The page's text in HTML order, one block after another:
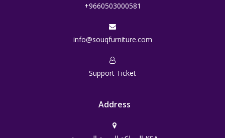
+9660503000581
info@souqfurniture.com
Support Ticket
Address